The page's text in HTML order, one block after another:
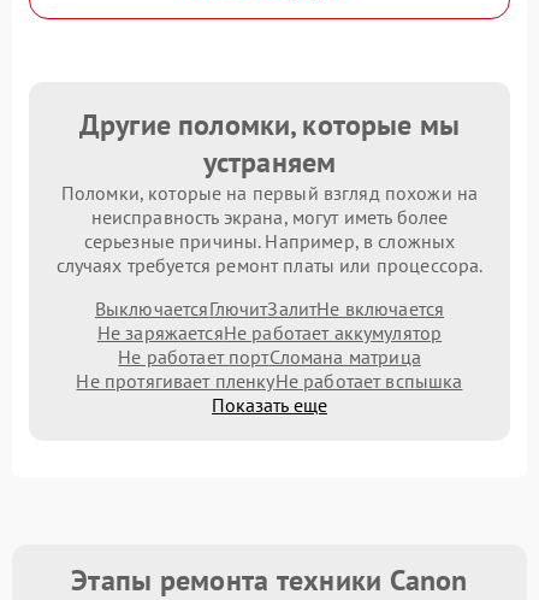
Другие поломки, которые мы
устраняем
Поломки, которые на первый взгляд похожи на
неисправность экрана, могут иметь более
серьезные причины. Например, в сложных
случаях требуется ремонт платы или процессора.
ВыключаетсяГлючитЗалитНе включается
Не заряжаетсяНе работает аккумулятор
Не работает портСломана матрица
Не протягивает пленкуНе работает вспышка
Показать еще
Этапы ремонта техники Canon